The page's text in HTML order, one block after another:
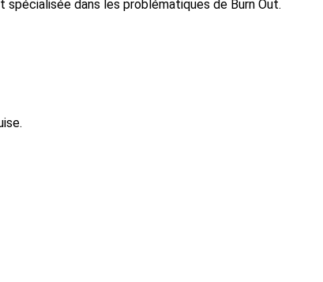
spécialisée dans les problématiques de Burn Out.